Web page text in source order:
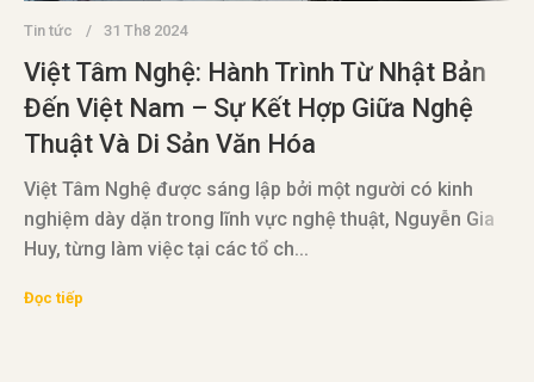
Tin tức 31 Th8 2024
Việt Tâm Nghệ: Hành Trình Từ Nhật Bản
Đến Việt Nam – Sự Kết Hợp Giữa Nghệ
Thuật Và Di Sản Văn Hóa
Việt Tâm Nghệ được sáng lập bởi một người có kinh
nghiệm dày dặn trong lĩnh vực nghệ thuật, Nguyễn Gia
Huy, từng làm việc tại các tổ ch...
Đọc tiếp